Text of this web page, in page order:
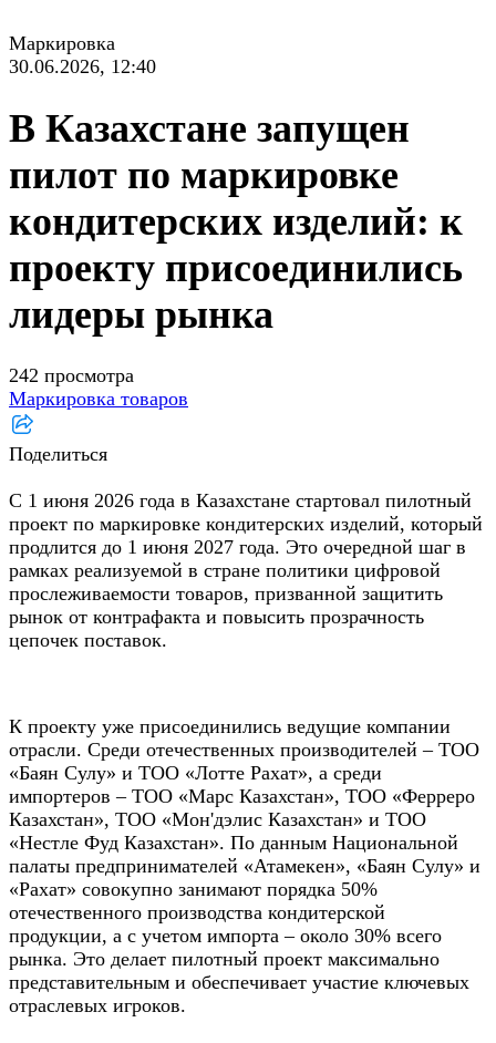
Маркировка
30.06.2026, 12:40
В Казахстане запущен
пилот по маркировке
кондитерских изделий: к
проекту присоединились
лидеры рынка
242 просмотра
Маркировка товаров
Поделиться
С 1 июня 2026 года в Казахстане стартовал пилотный
проект по маркировке кондитерских изделий, который
продлится до 1 июня 2027 года. Это очередной шаг в
рамках реализуемой в стране политики цифровой
прослеживаемости товаров, призванной защитить
рынок от контрафакта и повысить прозрачность
цепочек поставок.
К проекту уже присоединились ведущие компании
отрасли. Среди отечественных производителей – ТОО
«Баян Сулу» и ТОО «Лотте Рахат», а среди
импортеров – ТОО «Марс Казахстан», ТОО «Ферреро
Казахстан», ТОО «Мон'дэлис Казахстан» и ТОО
«Нестле Фуд Казахстан». По данным Национальной
палаты предпринимателей «Атамекен», «Баян Сулу» и
«Рахат» совокупно занимают порядка 50%
отечественного производства кондитерской
продукции, а с учетом импорта – около 30% всего
рынка. Это делает пилотный проект максимально
представительным и обеспечивает участие ключевых
отраслевых игроков.